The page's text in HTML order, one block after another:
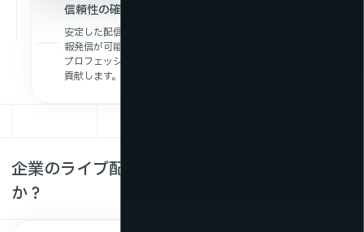
信頼性の確保とブランド価値の強化
安定した配信品質により、企業の信頼性を損なうことなく情
報発信が可能。
プロフェッショナルな配信体験がブランドイメージの向上に
貢献します。
企業のライブ配信でこんな課題はありません
か？